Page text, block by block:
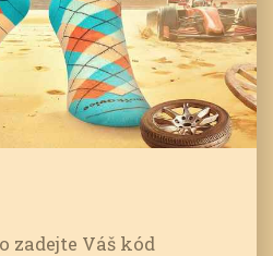
zadejte Váš kód